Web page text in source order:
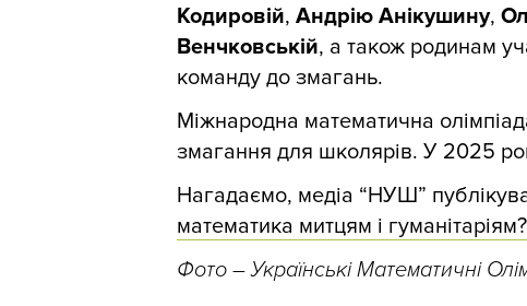
Кодировій, Андрію Анікушину,
Венчковській, а також родинам
команду до змагань.
Міжнародна математична
змагання для школярів. У 2025
Нагадаємо, медіа “НУШ”
математика митцям і
Фото – Українські Математичні